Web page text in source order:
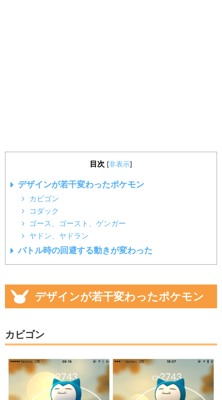
目次 [非表示]
デザインが若干変わったポケモン
カビゴン
コダック
ゴース、ゴースト、ゲンガー
ヤドン、ヤドラン
バトル時の回避する動きが変わった
デザインが若干変わったポケモン
カビゴン